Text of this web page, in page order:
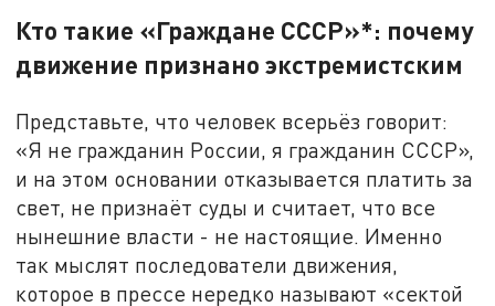
Кто такие «Граждане СССР»*: почему
движение признано экстремистским
Представьте, что человек всерьёз говорит:
«Я не гражданин России, я гражданин СССР»,
и на этом основании отказывается платить за
свет, не признаёт суды и считает, что все
нынешние власти - не настоящие. Именно
так мыслят последователи движения,
которое в прессе нередко называют «сектой